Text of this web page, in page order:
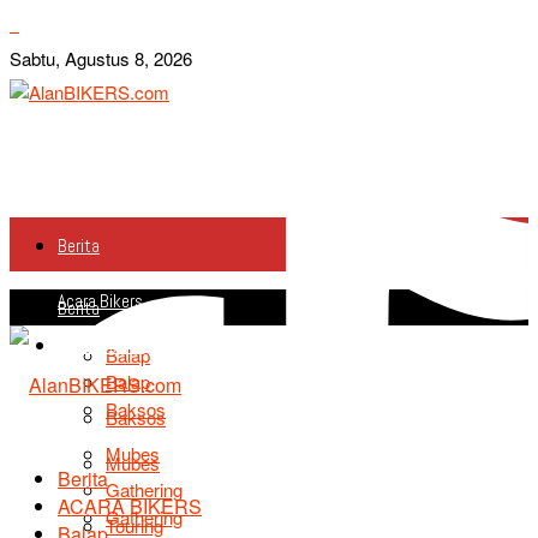
Sabtu, Agustus 8, 2026
Berita
Acara Bikers
Balap
Baksos
Mubes
Gathering
Berita
Acara Bikers
Balap
Baksos
Mubes
Gathering
Touring
Berita
ACARA BIKERS